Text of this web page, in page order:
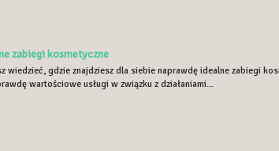
zabiegi kosmetyczne
wiedzieć, gdzie znajdziesz dla siebie naprawdę idealne zabiegi
wartościowe usługi w związku z działaniami...